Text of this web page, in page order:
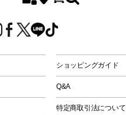
ショッピングガイド
Q&A
特定商取引法について